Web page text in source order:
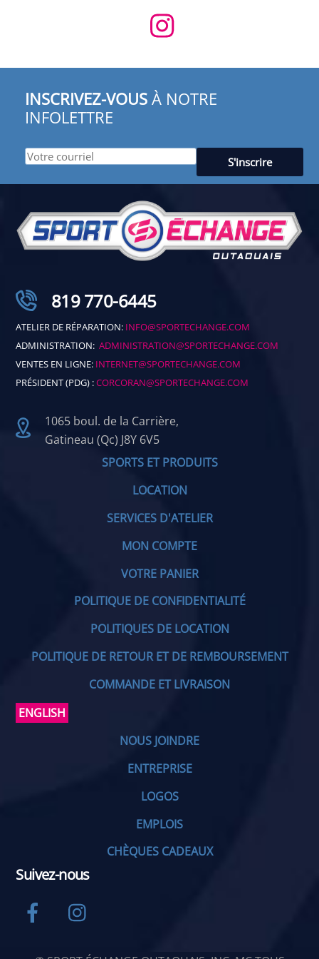
INSCRIVEZ-VOUS À NOTRE
INFOLETTRE
819 770-6445
ATELIER DE RÉPARATION: INFO@SPORTECHANGE.COM
ADMINISTRATION:ADMINISTRATION@SPORTECHANGE.COM
VENTES EN LIGNE: INTERNET@SPORTECHANGE.COM
PRÉSIDENT (PDG) :CORCORAN@SPORTECHANGE.COM
1065 boul. de la Carrière,
Gatineau (Qc) J8Y 6V5
SPORTS ET PRODUITS
LOCATION
SERVICES D'ATELIER
MON COMPTE
VOTRE PANIER
POLITIQUE DE CONFIDENTIALITÉ
POLITIQUES DE LOCATION
POLITIQUE DE RETOUR ET DE REMBOURSEMENT
COMMANDE ET LIVRAISON
ENGLISH
NOUS JOINDRE
ENTREPRISE
LOGOS
EMPLOIS
CHÈQUES CADEAUX
Suivez-nous
Facebook